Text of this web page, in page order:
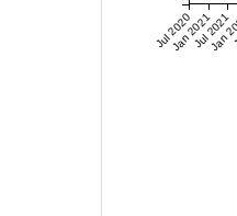
Jul 2020
Jan 2021Jul 2021
Jan